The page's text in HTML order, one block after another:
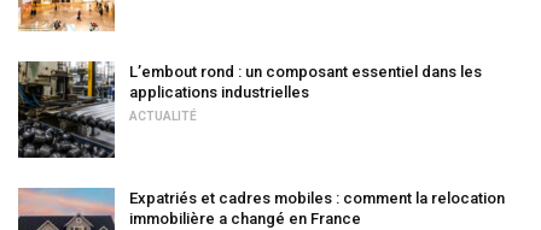
L’embout rond : un composant essentiel dans les
applications industrielles
ACTUALITÉ
Expatriés et cadres mobiles : comment la relocation
immobilière a changé en France